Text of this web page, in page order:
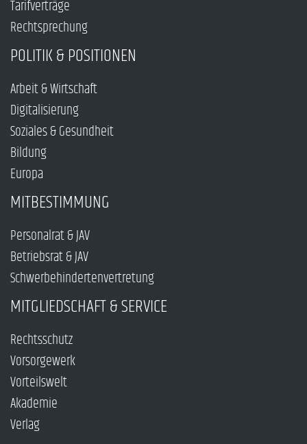
Tarifverträge
Rechtsprechung
POLITIK & POSITIONEN
Arbeit & Wirtschaft
Digitalisierung
Soziales & Gesundheit
Bildung
Europa
MITBESTIMMUNG
Personalrat & JAV
Betriebsrat & JAV
Schwerbehindertenvertretung
MITGLIEDSCHAFT & SERVICE
Rechtsschutz
Vorsorgewerk
Vorteilswelt
Akademie
Verlag